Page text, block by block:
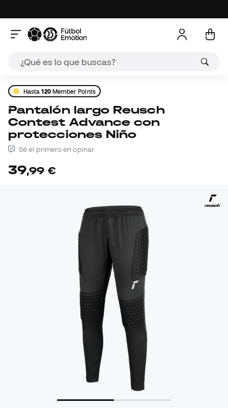
Hasta120Member Points
Pantalón largo Reusch
Contest Advance con
protecciones Niño
Sé el primero en opinar
39,99 €